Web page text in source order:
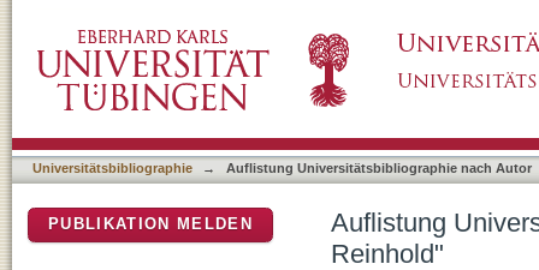
Universitätsbibliographie → Auflistung Universitätsbibliographie nach Autor
Auflistung
Reinhold"
PUBLIKATION MELDEN